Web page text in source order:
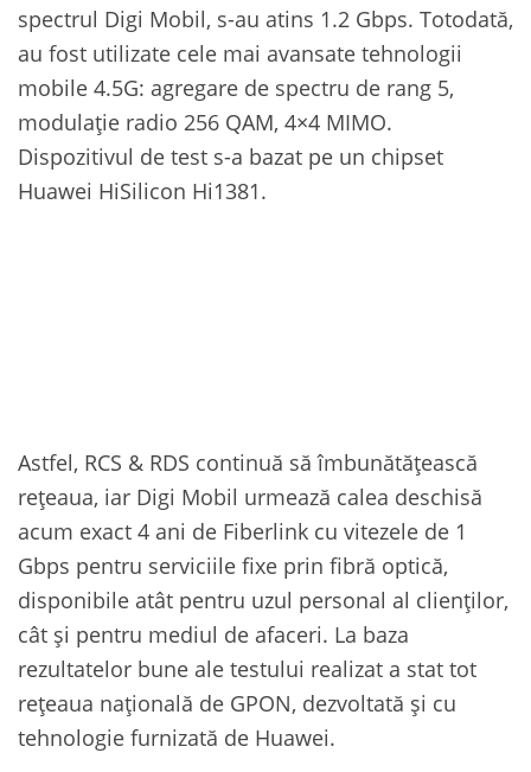
spectrul Digi Mobil, s-au atins 1.2 Gbps. Totodată,
au fost utilizate cele mai avansate tehnologii
mobile 4.5G: agregare de spectru de rang 5,
modulație radio 256 QAM, 4×4 MIMO.
Dispozitivul de test s-a bazat pe un chipset
Huawei HiSilicon Hi1381.
Astfel, RCS & RDS continuă să îmbunătățească
rețeaua, iar Digi Mobil urmează calea deschisă
acum exact 4 ani de Fiberlink cu vitezele de 1
Gbps pentru serviciile fixe prin fibră optică,
disponibile atât pentru uzul personal al clienților,
cât și pentru mediul de afaceri. La baza
rezultatelor bune ale testului realizat a stat tot
rețeaua națională de GPON, dezvoltată și cu
tehnologie furnizată de Huawei.